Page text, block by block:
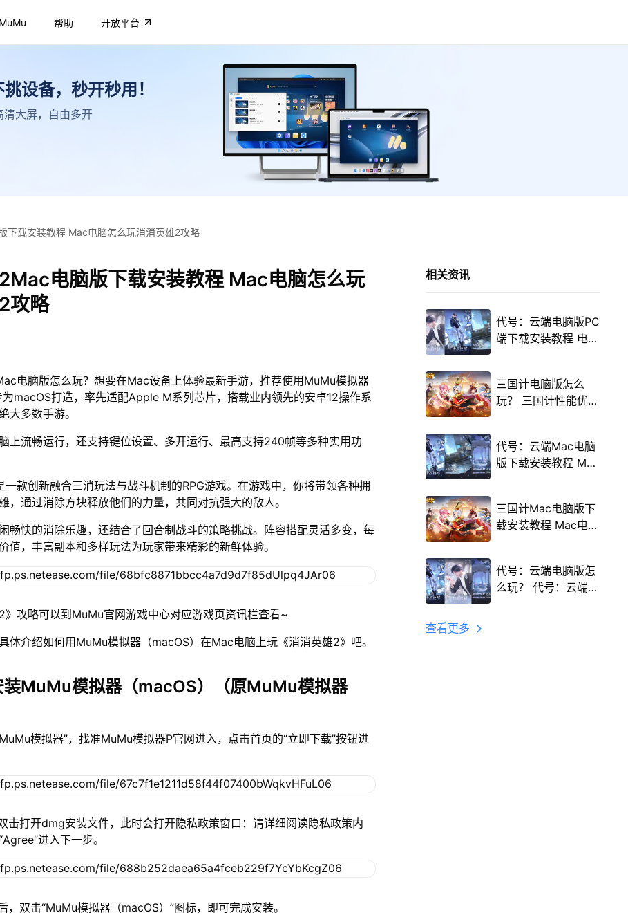
帮助 开放平台
设备，秒开秒用！
大屏，自由多开
下载安装教程 Mac电脑怎么玩消消英雄2攻略
电脑版下载安装教程 Mac电脑怎么玩
攻略
电脑版怎么玩？想要在Mac设备上体验最新手游，推荐使用MuMu模拟器
为macOS打造，率先适配Apple M系列芯片，搭载业内领先的安卓12操作系
大多数手游。
上流畅运行，还支持键位设置、多开运行、最高支持240帧等多种实用功
一款创新融合三消玩法与战斗机制的RPG游戏。在游戏中，你将带领各种拥
，通过消除方块释放他们的力量，共同对抗强大的敌人。
畅快的消除乐趣，还结合了回合制战斗的策略挑战。阵容搭配灵活多变，每
值，丰富副本和多样玩法为玩家带来精彩的新鲜体验。
》攻略可以到MuMu官网游戏中心对应游戏页资讯栏查看~
体介绍如何用MuMu模拟器（macOS）在Mac电脑上玩《消消英雄2》吧。
装MuMu模拟器（macOS）（原MuMu模拟器
模拟器”，找准MuMu模拟器P官网进入，点击首页的“立即下载”按钮进
击打开dmg安装文件，此时会打开隐私政策窗口：请详细阅读隐私政策内
进入下一步。
，双击“MuMu模拟器（macOS）”图标，即可完成安装。
相关资讯
代号：云端电脑版PC
端下载安装教程 电脑
三国计电脑版怎么
玩？ 三国计性能优化
程
代号：云端Mac电脑
版下载安装教程 Mac
三国计Mac电脑版下
载安装教程 Mac电脑
代号：云端电脑版怎
么玩？ 代号：云端性
查看更多